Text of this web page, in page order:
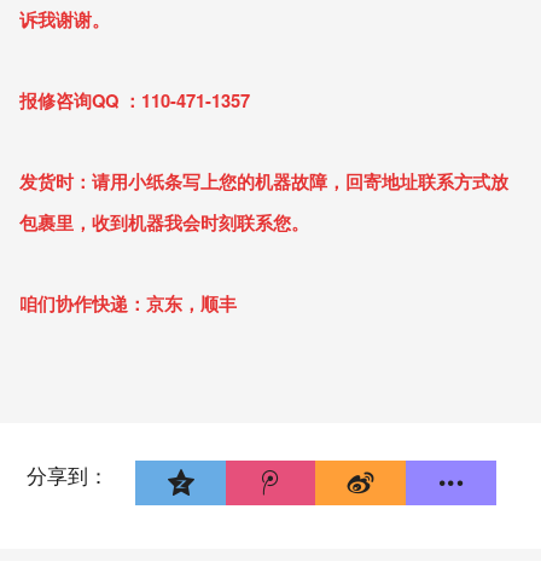
诉我谢谢。
报修咨询QQ ：110-471-1357
发货时：请用小纸条写上您的机器故障，回寄地址联系方式放
包裹里，收到机器我会时刻联系您。
咱们协作快递：京东，顺丰
分享到：